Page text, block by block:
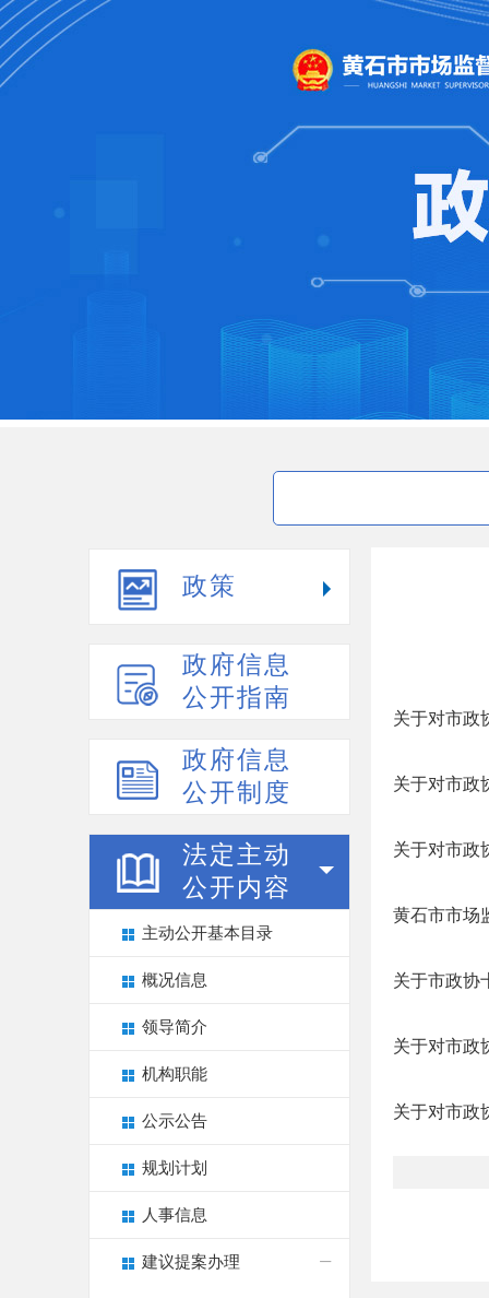
政策
政府信息
公开指南
政府信息
公开制度
法定主动
公开内容
主动公开基本目录
概况信息
领导简介
机构职能
公示公告
规划计划
人事信息
建议提案办理
关于对市政
关于对市政
关于对市政
黄石市市场
关于市政协
关于对市政
关于对市政